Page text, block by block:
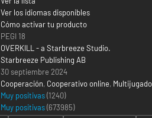
Ver los idiomas disponibles
Cómo activar tu producto
PEGI 18
OVERKILL - a Starbreeze Studio.
Starbreeze Publishing AB
30 septiembre 2024
Cooperación, Cooperativo online,
Muy positivas(1240)
Muy positivas(673985)